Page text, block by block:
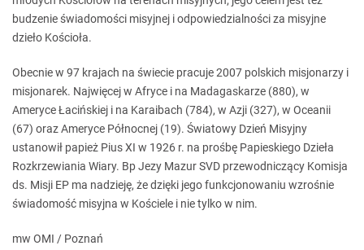
budzenie świadomości misyjnej i odpowiedzialności za misyjne
dzieło Kościoła.
Obecnie w 97 krajach na świecie pracuje 2007 polskich misjonarzy i
misjonarek. Najwięcej w Afryce i na Madagaskarze (880), w
Ameryce Łacińskiej i na Karaibach (784), w Azji (327), w Oceanii
(67) oraz Ameryce Północnej (19). Światowy Dzień Misyjny
ustanowił papież Pius XI w 1926 r. na prośbę Papieskiego Dzieła
Rozkrzewiania Wiary. Bp Jezy Mazur SVD przewodniczący Komisja
ds. Misji EP ma nadzieję, że dzięki jego funkcjonowaniu wzrośnie
świadomość misyjna w Kościele i nie tylko w nim.
mw OMI / Poznań